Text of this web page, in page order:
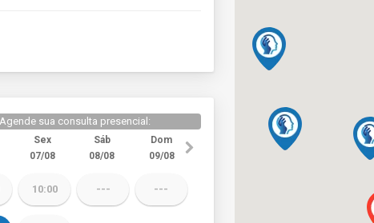
Agende sua consulta presencial:
Sex
07/08
Sáb
08/08
Dom
09/08
10:00 --- ---